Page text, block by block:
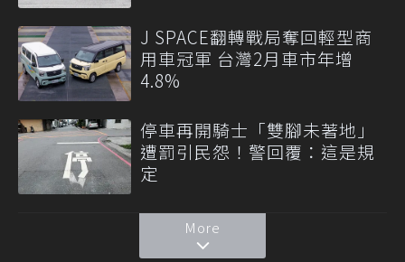
J SPACE翻轉戰局奪回輕型商
用車冠軍 台灣2月車市年增
4.8%
停車再開騎士「雙腳未著地」
遭罰引民怨！警回覆：這是規
定
More